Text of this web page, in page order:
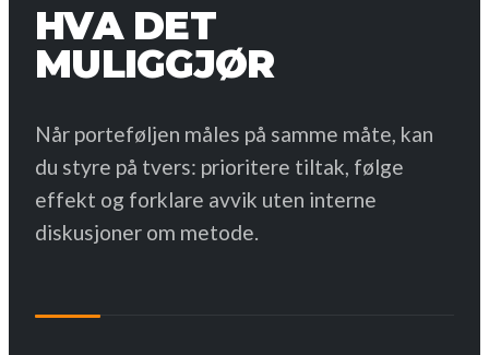
HVA DET
MULIGGJØR
Når porteføljen måles på samme måte, kan
du styre på tvers: prioritere tiltak, følge
effekt og forklare avvik uten interne
diskusjoner om metode.